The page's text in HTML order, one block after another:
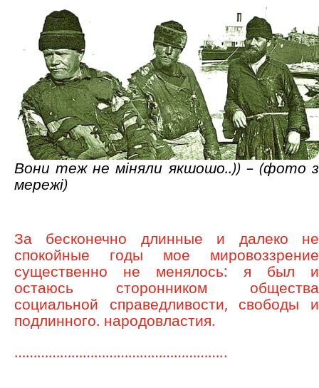
Вони теж не міняли якшошо..)) – (фото з
мережі)
За бесконечно длинные и далеко не
спокойные годы мое мировоззрение
существенно не менялось: я был и
остаюсь сторонником общества
социальной справедливости, свободы и
подлинного. народовластия.
………………………………………………..